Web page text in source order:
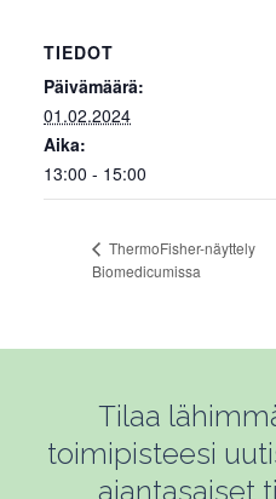
TIEDOT
Päivämäärä:
01.02.2024
Aika:
13:00 - 15:00
ThermoFisher-näyttely
Biomedicumissa
Tilaa
toimipisteesi
ajantasaiset